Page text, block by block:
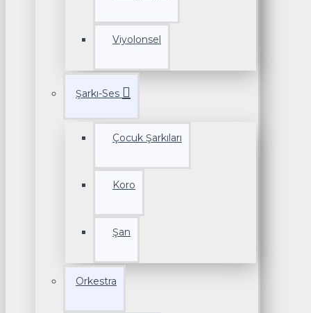
Viyolonsel
Şarkı-Ses
Çocuk Şarkıları
Koro
Şan
Orkestra